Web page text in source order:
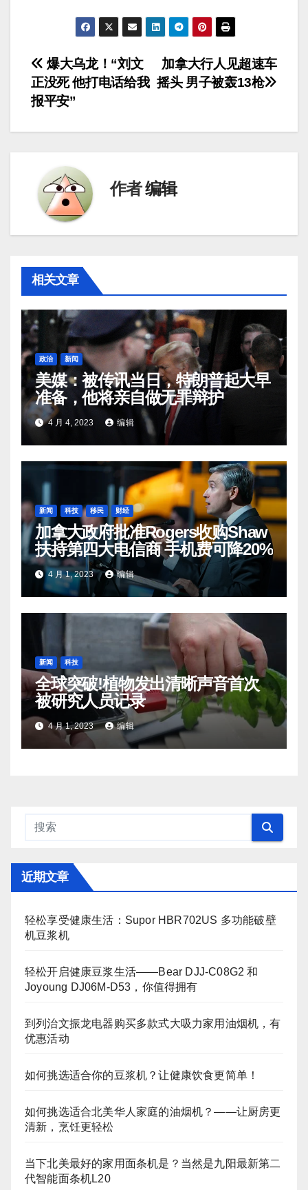
文
章
导
加拿大行人见超速车
摇头 男子被轰13枪
爆大乌龙！“刘文
正没死 他打电话给我
报平安”
作者编辑
相关文章
政治 新闻
美媒：被传讯当日，特朗普起大早
准备，他将亲自做无罪辩护
4 月 4, 2023 编辑
新闻 科技 移民 财经
加拿大政府批准Rogers收购Shaw
扶持第四大电信商 手机费可降20%
4 月 1, 2023 编辑
新闻 科技
全球突破!植物发出清晰声音首次
被研究人员记录
4 月 1, 2023 编辑
近期文章
轻松享受健康生活：Supor HBR702US 多功能破壁
机豆浆机
轻松开启健康豆浆生活——Bear DJJ‑C08G2 和
Joyoung DJ06M‑D53，你值得拥有
到列治文振龙电器购买多款式大吸力家用油烟机，有
优惠活动
如何挑选适合你的豆浆机？让健康饮食更简单！
如何挑选适合北美华人家庭的油烟机？——让厨房更
清新，烹饪更轻松
当下北美最好的家用面条机是？当然是九阳最新第二
代智能面条机L20